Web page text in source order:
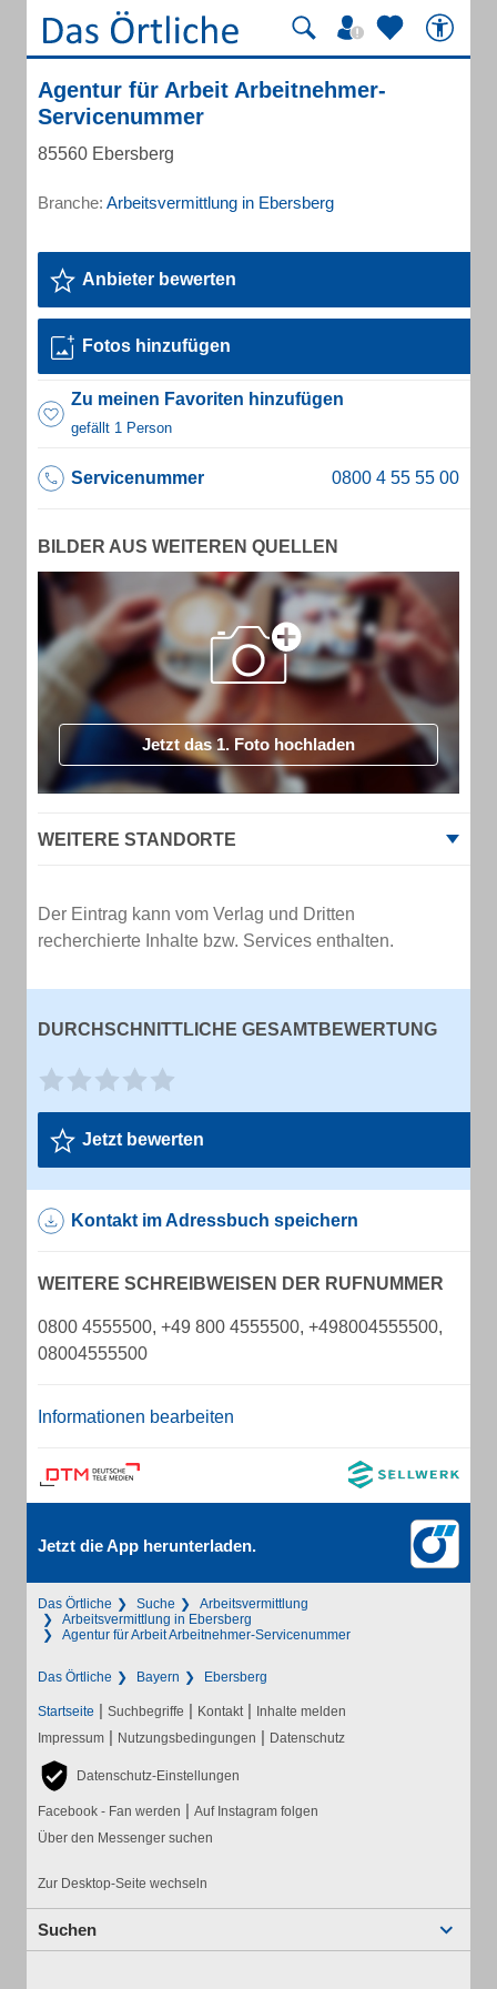
Agentur für Arbeit Arbeitnehmer-
Servicenummer
85560 Ebersberg
Branche: Arbeitsvermittlung in Ebersberg
Anbieter bewerten
Fotos hinzufügen
Zu meinen Favoriten hinzufügen
gefällt 1 Person
Servicenummer
BILDER AUS WEITEREN QUELLEN
Jetzt das 1. Foto hochladen
WEITERE STANDORTE
Der Eintrag kann vom Verlag und Dritten
recherchierte Inhalte bzw. Services enthalten.
DURCHSCHNITTLICHE GESAMTBEWERTUNG
Jetzt bewerten
Kontakt im Adressbuch speichern
WEITERE SCHREIBWEISEN DER RUFNUMMER
0800 4555500, +49 800 4555500, +498004555500,
08004555500
Informationen bearbeiten
Jetzt die App herunterladen.
Das Örtliche Suche
Arbeitsvermittlung
Arbeitsvermittlung in Ebersberg
Agentur für Arbeit Arbeitnehmer-Servicenummer
Das Örtliche Bayern Ebersberg
Startseite | Suchbegriffe | Kontakt | Inhalte melden
Impressum | Nutzungsbedingungen | Datenschutz
Datenschutz-Einstellungen
Facebook - Fan werden | Auf Instagram folgen
Über den Messenger suchen
Zur Desktop-Seite wechseln
Suchen